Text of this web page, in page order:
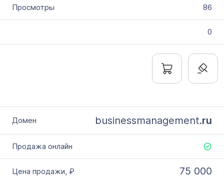
86
0
businessmanagement.ru
75 000